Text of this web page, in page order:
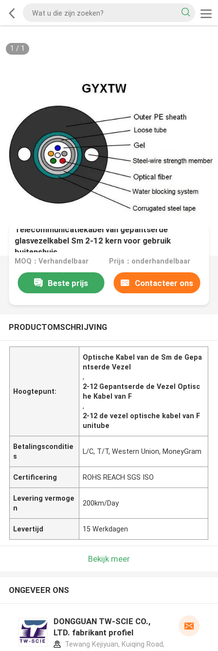
1 / 1
Telecommunicatiekabel van gepantserde
glasvezelkabel Sm 2-12 kern voor gebruik
buitenshuis
MOQ：Verhandelbaar Prijs：onderhandelbaar
Beste prijs Contacteer ons
PRODUCTOMSCHRIJVING
Hoogtepunt:
Optische Kabel van de Sm de Gepa
ntserde Vezel
,
2-12 Gepantserde de Vezel Optisc
he Kabel van F
,
2-12 de vezel optische kabel van F
unitube
Betalingsconditie
s
L/C, T/T, Western Union, MoneyGram
Certificering ROHS REACH SGS ISO
Levering vermoge
n
200km/Day
Levertijd 15 Werkdagen
Bekijk meer
ONGEVEER ONS
DONGGUAN TW-SCIE CO.,
LTD. fabrikant profiel
Tewang Kejiyuan, Kuiqing Road,